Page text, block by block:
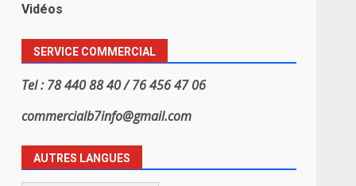
Vidéos
SERVICE COMMERCIAL
Tel : 78 440 88 40 / 76 456 47 06
commercialb7info@gmail.com
AUTRES LANGUES